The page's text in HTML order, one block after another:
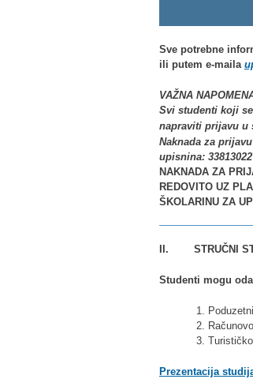
Sve potrebne
ili putem e-maila
VAŽNA
Svi studenti koji
napraviti prijavu u
Naknada za
upisnina:
NAKNADA ZA
REDOVITO UZ
ŠKOLARINU ZA
II. STRUČNI
Studenti mogu
1.
2.
3.
Prezentacija